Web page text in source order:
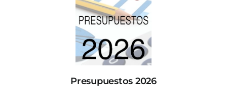
Presupuestos 2026